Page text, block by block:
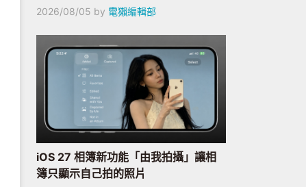
2026/08/05 by 電獺編輯部
iOS 27 相簿新功能「由我拍攝」讓相
簿只顯示自己拍的照片